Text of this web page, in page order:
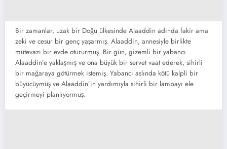
Bir zamanlar, uzak bir Doğu ülkesinde Alaaddin adında fakir ama
zeki ve cesur bir genç yaşarmış. Alaaddin, annesiyle birlikte
mütevazı bir evde otururmuş. Bir gün, gizemli bir yabancı
Alaaddin’e yaklaşmış ve ona büyük bir servet vaat ederek, sihirli
bir mağaraya götürmek istemiş. Yabancı aslında kötü kalpli bir
büyücüymüş ve Alaaddin’in yardımıyla sihirli bir lambayı ele
geçirmeyi planlıyormuş.